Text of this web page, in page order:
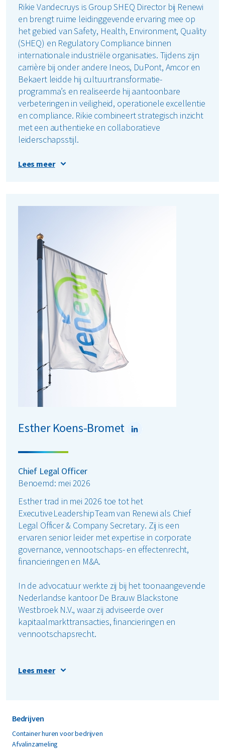
Rikie Vandecruys is Group SHEQ Director bij Renewi
en brengt ruime leidinggevende ervaring mee op
het gebied van Safety, Health, Environment, Quality
(SHEQ) en Regulatory Compliance binnen
internationale industriële organisaties. Tijdens zijn
carrière bij onder andere Ineos, DuPont, Amcor en
Bekaert leidde hij cultuurtransformatie-
programma’s en realiseerde hij aantoonbare
verbeteringen in veiligheid, operationele excellentie
en compliance. Rikie combineert strategisch inzicht
met een authentieke en collaboratieve
leiderschapsstijl.
Hij staat bekend om het bouwen van hoog
safety, milieumanagement, regulatory compliance
en kwaliteitsmanagement binnen complexe,
multinationale omgevingen.
In zijn rol bij Renewi is Rikie verantwoordelijk voor
het verankeren van een sterke en consistente
SHEQ-cultuur in alle business units. Rikie behaalde
masterdiploma’s in industriële wetenschappen en
veiligheidskunde, en een post-masterdiploma in
milieumanagement.
Lees meer
Esther Koens-Bromet
Chief Legal Officer
Benoemd: mei 2026
Esther trad in mei 2026 toe tot het
Executive Leadership Team van Renewi als Chief
Legal Officer & Company Secretary. Zij is een
ervaren senior leider met expertise in corporate
governance, vennootschaps- en effectenrecht,
financieringen en M&A.
In de advocatuur werkte zij bij het toonaangevende
Nederlandse kantoor De Brauw Blackstone
Westbroek N.V., waar zij adviseerde over
kapitaalmarkttransacties, financieringen en
vennootschapsrecht.
Daarnaast bekleedde zij senior in-house functies bij
organisaties, en nauw samenwerkte met directies,
raden van bestuur en commissarissen.
Lees meer
Bedrijven
Container huren voor bedrijven
Afvalinzameling